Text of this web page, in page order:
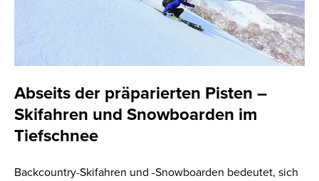
Abseits der präparierten Pisten –
Skifahren und Snowboarden im
Tiefschnee
Backcountry-Skifahren und -Snowboarden bedeutet, sich